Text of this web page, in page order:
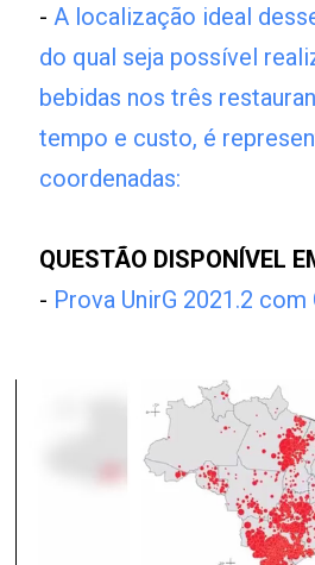
- A localização ideal
do qual seja possível
bebidas nos três
tempo e custo, é
coordenadas:
QUESTÃO DISPONÍVEL
- Prova UnirG 2021.2 com